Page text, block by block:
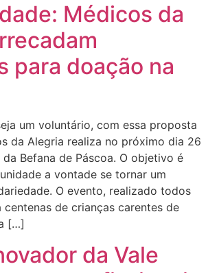
Médicos da
para doação na
um voluntário, com essa proposta
da Alegria realiza no próximo dia 26
Befana de Páscoa. O objetivo é
a vontade se tornar um
O evento, realizado todos
centenas de crianças carentes de
[…]
da Vale